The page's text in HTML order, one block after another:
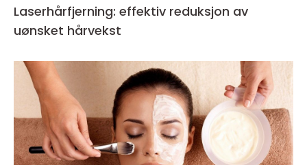
Laserhårfjerning: effektiv reduksjon av
uønsket hårvekst